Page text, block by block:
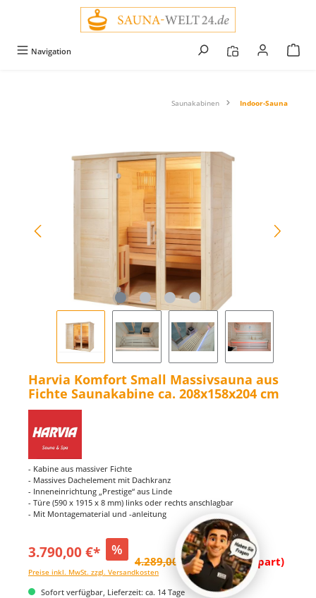
Navigation
Saunakabinen Indoor-Sauna
Bildergalerie überspringen
Harvia Komfort Small Massivsauna aus
Fichte Saunakabine ca. 208x158x204 cm
- Kabine aus massiver Fichte
- Massives Dachelement mit Dachkranz
- Inneneinrichtung „Prestige“ aus Linde
- Türe (590 x 1915 x 8 mm) links oder rechts anschlagbar
- Mit Montagematerial und -anleitung
3.790,00 €* %
4.289,00 €* (11.63% gespart)
Preise inkl. MwSt. zzgl. Versandkosten
Sofort verfügbar, Lieferzeit: ca. 14 Tage